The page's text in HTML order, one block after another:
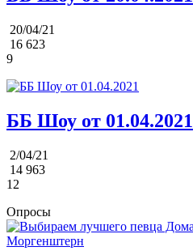
20/04/21
16 623
9
ББ Шоу от 01.04.2021
2/04/21
14 963
12
Опросы